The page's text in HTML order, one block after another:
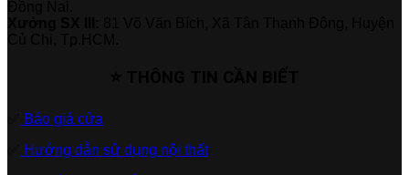
Báo giá cửa
Hướng dẫn sử dụng nội thất